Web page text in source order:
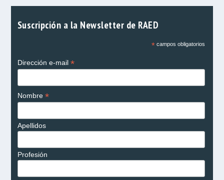
Suscripción a la Newsletter de RAED
*campos obligatorios
Dirección e-mail *
Nombre *
Apellidos
Profesión